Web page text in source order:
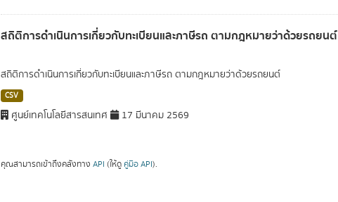
สถิติการดำเนินการเกี่ยวกับทะเบียนและภาษีรถ ตามกฎหมายว่าด้วยรถยนต์
สถิติการดำเนินการเกี่ยวกับทะเบียนและภาษีรถ ตามกฎหมายว่าด้วยรถยนต์
CSV
ศูนย์เทคโนโลยีสารสนเทศ 17 มีนาคม 2569
คุณสามารถเข้าถึงคลังทาง API (ให้ดู คู่มือ API).